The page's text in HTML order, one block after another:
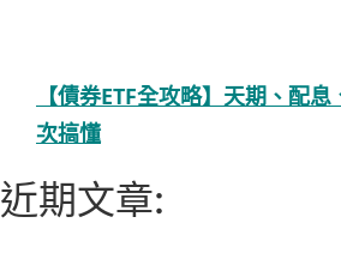
【債券ETF全攻略】天期、配
次搞懂
近期文章: